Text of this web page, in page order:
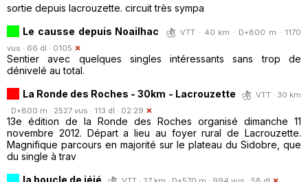
sortie depuis lacrouzette. circuit très sympa
Le causse depuis Noailhac
VTT · 40 km · D+800 m · 1170
vus · 66 dl · 0105
Sentier avec quelques singles intéressants sans trop de
dénivelé au total.
La Ronde des Roches - 30km - Lacrouzette
VTT · 30 km
· D+800 m · 2527 vus · 113 dl · 02:29
13e édition de la Ronde des Roches organisé dimanche 11
novembre 2012. Départ a lieu au foyer rural de Lacrouzette.
Magnifique parcours en majorité sur le plateau du Sidobre, que
du single à trav
la boucle de jéjé